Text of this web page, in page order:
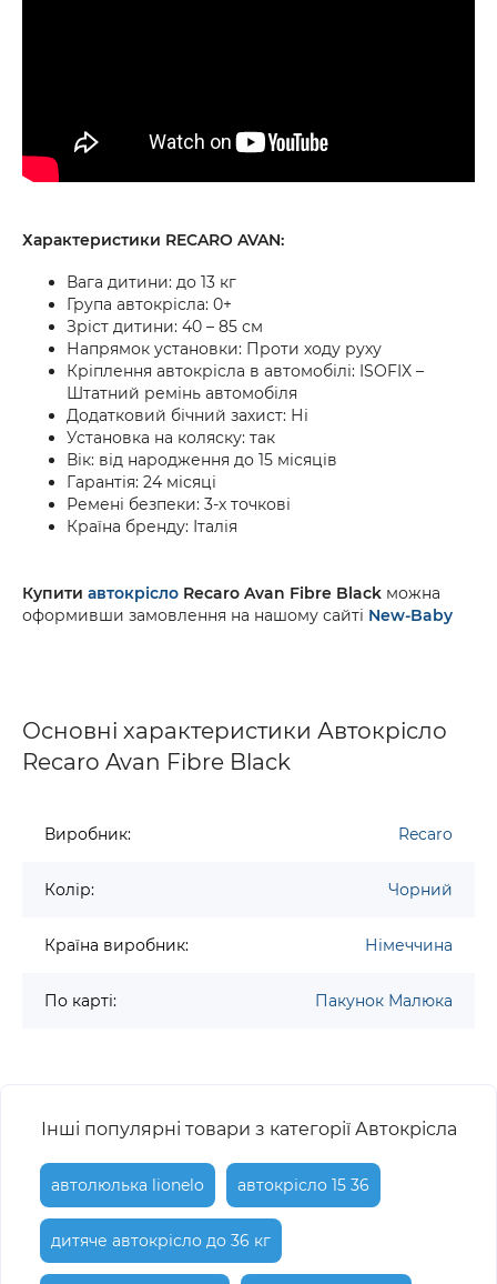
Характеристики RECARO AVAN:
Вага дитини: до 13 кг
Група автокрісла: 0+
Зріст дитини: 40 – 85 см
Напрямок установки: Проти ходу руху
Кріплення автокрісла в автомобілі: ISOFIX –
Штатний ремінь автомобіля
Додатковий бічний захист: Ні
Установка на коляску: так
Вік: від народження до 15 місяців
Гарантія: 24 місяці
Ремені безпеки: 3-х точкові
Країна бренду: Італія
Купити автокрісло Recaro Avan Fibre Black можна
оформивши замовлення на нашому сайті New-Baby
Основні характеристики Автокрісло
Recaro Avan Fibre Black
Виробник: Recaro
Колір: Чорний
Країна виробник: Німеччина
По карті: Пакунок Малюка
Інші популярні товари з категорії Автокрісла
автолюлька lionelo автокрісло 15 36
дитяче автокрісло до 36 кг